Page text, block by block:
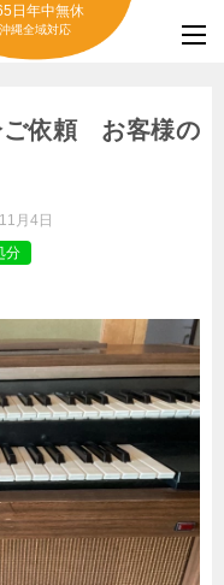
日年中無休
沖縄全域対応
ご依頼 お客様の
月4日
分